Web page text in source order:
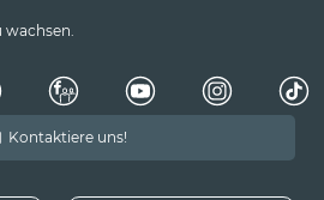
wachsen.
Kontaktiere uns!